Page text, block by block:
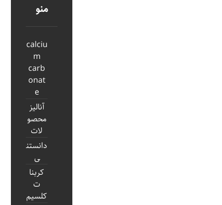
منو
calciu
m
carb
onat
e
آنالیز
محصو
لات
دانستن
ی
کربنا
ت
کلسیم